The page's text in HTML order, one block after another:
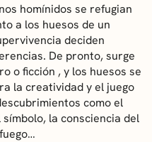
homínidos se refugian
a los huesos de un
deciden
De pronto, surge
o ficción , y los huesos se
la creatividad y el juego
como el
la consciencia del